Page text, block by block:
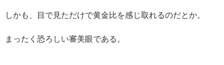
しかも、目で見ただけで黄金比を感じ取れるのだとか。
まったく恐ろしい審美眼である。